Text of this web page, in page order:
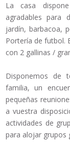
La casa
agradables para
jardín, barbacoa,
Portería de futbol.
con 2 gallinas /
Disponemos de
familia, un
pequeñas
a vuestra
actividades de
para alojar grupos